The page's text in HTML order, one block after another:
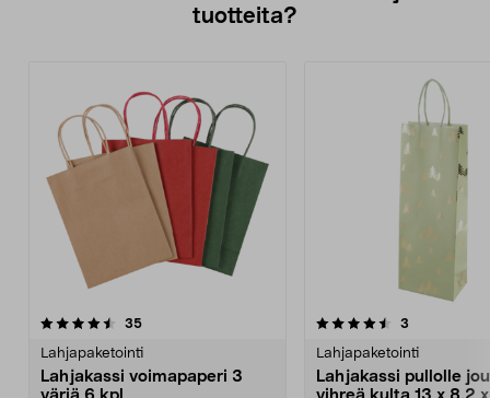
tuotteita?
35arvostelut
Lahjapaketointi
Lahjakassi voimapaperi 3
4.5viidestä
3
Lahjapaketointi
Lahjakassi pullolle